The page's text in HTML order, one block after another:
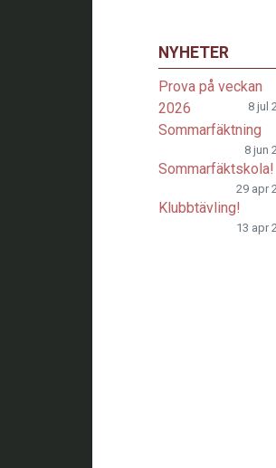
NYHETER
Prova på veckan
2026
8 jul
Sommarfäktning
8 jun
Sommarfäktskola!
29 apr
Klubbtävling!
13 apr